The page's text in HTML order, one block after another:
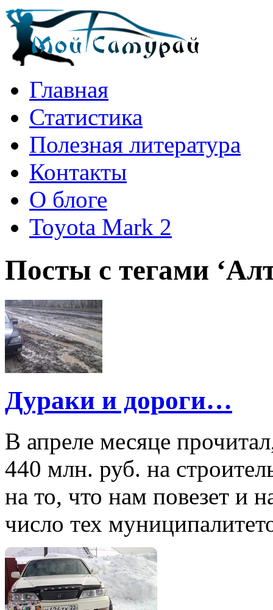
Главная
Статистика
Полезная литература
Контакты
О блоге
Toyota Mark 2
Посты с тегами
Дураки и дороги…
В апреле месяце
440 млн. руб. на
на то, что нам повезет и
число тех